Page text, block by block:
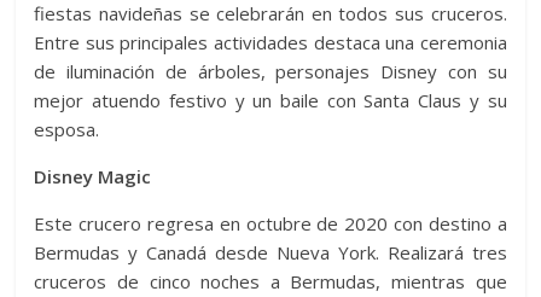
fiestas navideñas se celebrarán en todos sus cruceros.
Entre sus principales actividades destaca una ceremonia
de iluminación de árboles, personajes Disney con su
mejor atuendo festivo y un baile con Santa Claus y su
esposa.
Disney Magic
Este crucero regresa en octubre de 2020 con destino a
Bermudas y Canadá desde Nueva York. Realizará tres
cruceros de cinco noches a Bermudas, mientras que